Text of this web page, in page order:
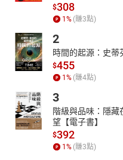
$308
1 % (賺3點)
2
時間的起源：史蒂
$455
1 % (賺4點)
3
階級與品味：隱藏
望【電子書】
$392
1 % (賺3點)